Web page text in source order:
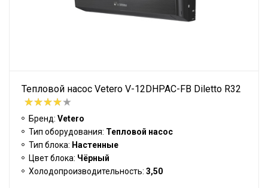
Тепловой насос Vetero V-12DHPAC-FB Diletto R32
Бренд: Vetero
Тип оборудования: Тепловой насос
Тип блока: Настенные
Цвет блока: Чёрный
Холодопроизводительность: 3,50